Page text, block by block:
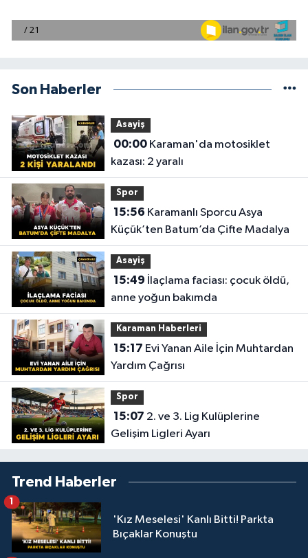
Son Haberler
Asayiş
00:00Karaman'da motosiklet
kazası: 2 yaralı
Spor
15:56
Küçük’ten Batum’da Çifte Madalya
Asayiş
15:49
anne yoğun bakımda
Karaman Haberleri
15:17
Yardım Çağrısı
Spor
15:07
Gelişim Ligleri Ayarı
Trend Haberler
'Kız Meselesi' Kanlı Bitti! Parkta
Bıçaklar Konuştu
1